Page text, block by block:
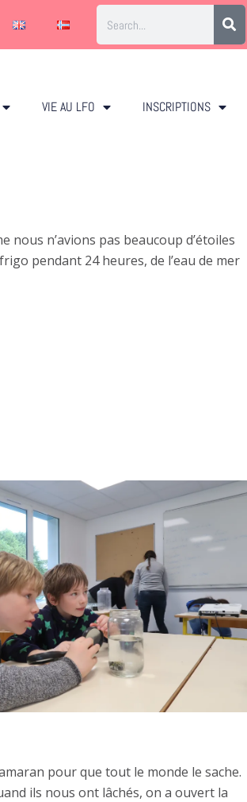
VIE AU LFO INSCRIPTIONS
nous n’avions pas beaucoup d’étoiles
pendant 24 heures, de l’eau de mer
pour que tout le monde le sache.
ils nous ont lâchés, on a ouvert la